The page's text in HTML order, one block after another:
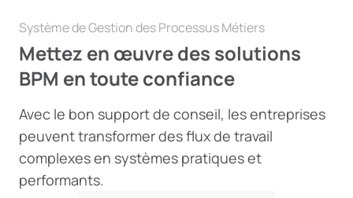
Système de Gestion des Processus Métiers
Mettez en œuvre des solutions
BPM en toute confiance
Avec le bon support de conseil, les entreprises
peuvent transformer des flux de travail
complexes en systèmes pratiques et
performants.